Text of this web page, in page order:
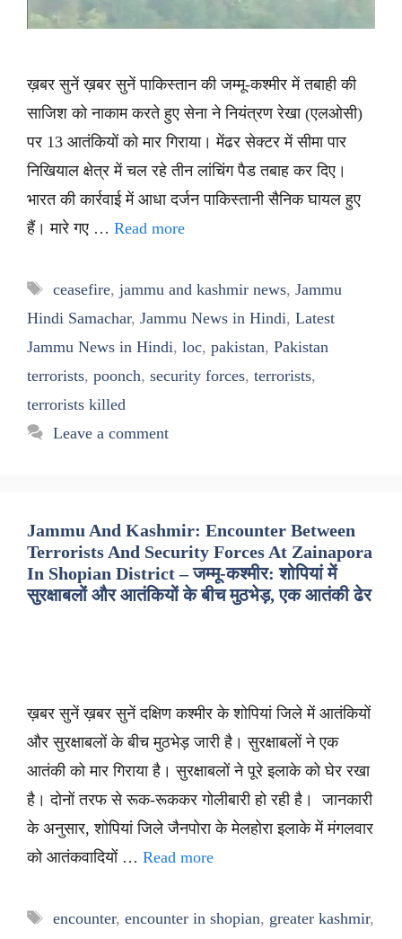
ख़बर सुनें ख़बर सुनें पाकिस्तान की जम्मू-कश्मीर में तबाही की
साजिश को नाकाम करते हुए सेना ने नियंत्रण रेखा (एलओसी)
पर 13 आतंकियों को मार गिराया। मेंढर सेक्टर में सीमा पार
निखियाल क्षेत्र में चल रहे तीन लांचिंग पैड तबाह कर दिए।
भारत की कार्रवाई में आधा दर्जन पाकिस्तानी सैनिक घायल हुए
हैं। मारे गए … Read more
Tags
ceasefire, jammu and kashmir news, Jammu
Hindi Samachar, Jammu News in Hindi, Latest
Jammu News in Hindi, loc, pakistan, Pakistan
terrorists, poonch, security forces, terrorists,
terrorists killed
Leave a comment
Jammu And Kashmir: Encounter Between
Terrorists And Security Forces At Zainapora
In Shopian District – जम्मू-कश्मीर: शोपियां में
सुरक्षाबलों और आतंकियों के बीच मुठभेड़, एक आतंकी ढेर
ख़बर सुनें ख़बर सुनें दक्षिण कश्मीर के शोपियां जिले में आतंकियों
और सुरक्षाबलों के बीच मुठभेड़ जारी है। सुरक्षाबलों ने एक
आतंकी को मार गिराया है। सुरक्षाबलों ने पूरे इलाके को घेर रखा
है। दोनों तरफ से रूक-रूककर गोलीबारी हो रही है। जानकारी
के अनुसार, शोपियां जिले जैनपोरा के मेलहोरा इलाके में मंगलवार
को आतंकवादियों … Read more
Tags
encounter, encounter in shopian, greater kashmir,